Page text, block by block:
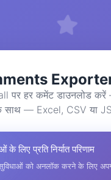
पर हर कमेंट डाउनलोड
— Excel, CSV या
के लिए प्रति निर्यात परिणाम
सुविधाओं को अनलॉक करने के लिए